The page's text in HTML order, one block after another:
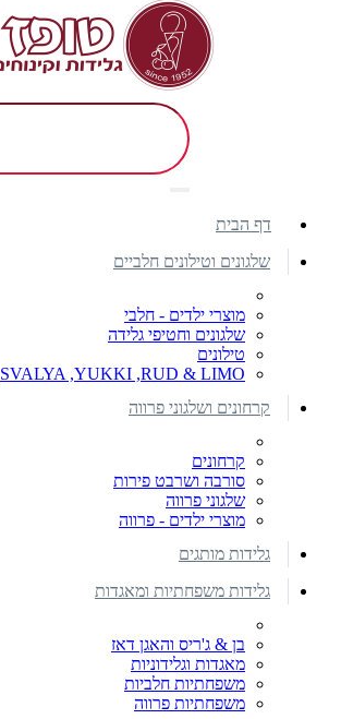
דף הבית
שלגונים וטילונים חלביים
מוצרי ילדים - חלבי
שלגונים וחטיפי גלידה
טילונים
SVALYA ,YUKKI ,RUD & LIMO
קרחונים ושלגוני פרווה
קרחונים
סורבה ושרבט פירות
שלגוני פרווה
מוצרי ילדים - פרווה
גלידות מותגים
גלידות משפחתיות ומאגדות
בן & ג'ריס והאגן דאז
מאגדות וגלידוניות
משפחתיות חלביות
משפחתיות פרווה